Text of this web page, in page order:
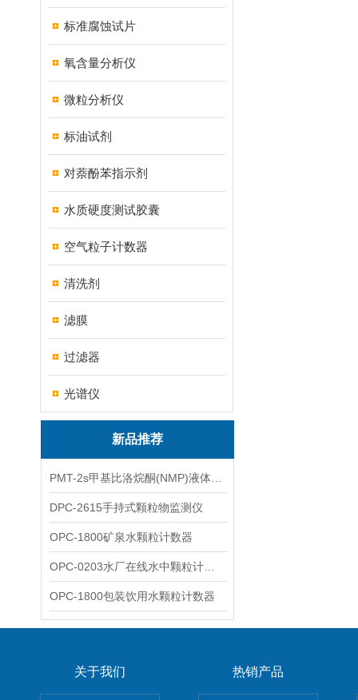
标准腐蚀试片
氧含量分析仪
微粒分析仪
标油试剂
对萘酚苯指示剂
水质硬度测试胶囊
空气粒子计数器
清洗剂
滤膜
过滤器
光谱仪
新品推荐
DPC-2615手持式颗粒物监测仪
OPC-1800矿泉水颗粒计数器
OPC-1800包装饮用水颗粒计数器
关于我们 热销产品